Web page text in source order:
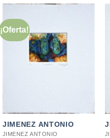
¡Oferta!
JIMENEZ ANTONIO
JIMENEZ ANTONIO